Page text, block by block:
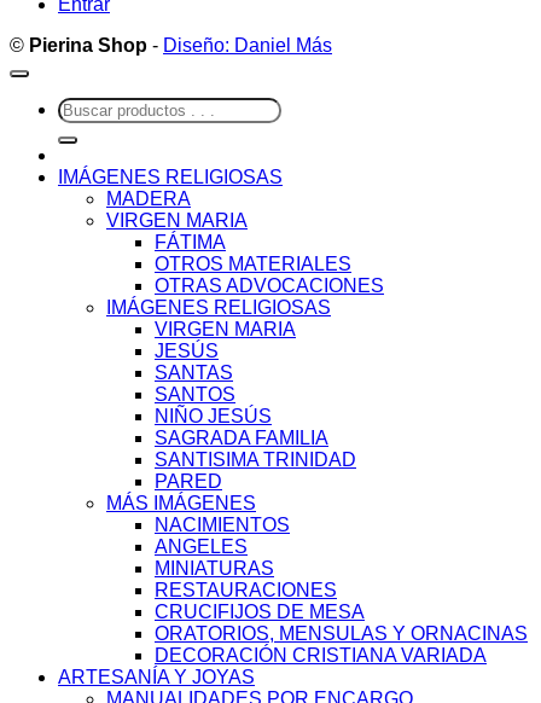
© Pierina Shop - Diseño: Daniel Más
Buscar
por:
IMÁGENES RELIGIOSAS
MADERA
VIRGEN MARIA
FÁTIMA
OTROS MATERIALES
OTRAS ADVOCACIONES
IMÁGENES RELIGIOSAS
VIRGEN MARIA
JESÚS
SANTAS
SANTOS
NIÑO JESÚS
SAGRADA FAMILIA
SANTISIMA TRINIDAD
PARED
MÁS IMÁGENES
NACIMIENTOS
ANGELES
MINIATURAS
RESTAURACIONES
CRUCIFIJOS DE MESA
ORATORIOS, MENSULAS Y ORNACINAS
DECORACIÓN CRISTIANA VARIADA
ARTESANÍA Y JOYAS
MANUALIDADES POR ENCARGO